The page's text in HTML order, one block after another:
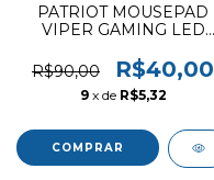
PATRIOT MOUSEPAD
VIPER GAMING LED
R$90,00
R$40,00
9 x de R$5,32